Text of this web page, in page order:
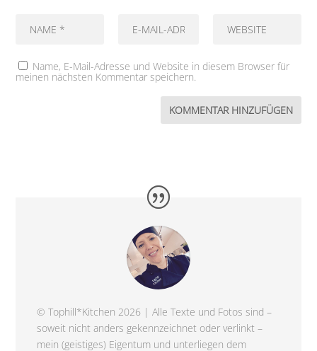
Name, E-Mail-Adresse und Website in diesem Browser für
meinen nächsten Kommentar speichern.
© Tophill*Kitchen 2026 | Alle Texte und Fotos sind –
soweit nicht anders gekennzeichnet oder verlinkt –
mein (geistiges) Eigentum und unterliegen dem